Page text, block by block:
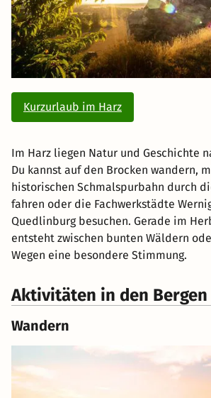
Kurzurlaub im Harz
Im Harz liegen Natur und Geschichte
Du kannst auf den Brocken wandern,
historischen Schmalspurbahn durch
fahren oder die Fachwerkstädte
Quedlinburg besuchen. Gerade im
entsteht zwischen bunten Wäldern
Wegen eine besondere Stimmung.
Aktivitäten in den Bergen
Wandern